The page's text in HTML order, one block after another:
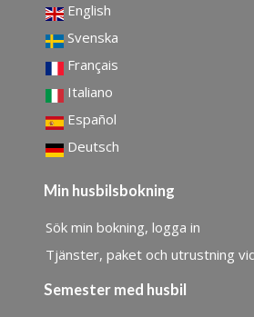
English
Svenska
Français
Italiano
Español
Deutsch
Min husbilsbokning
Sök min bokning, logga in
Tjänster, paket och utrustning
Semester med husbil